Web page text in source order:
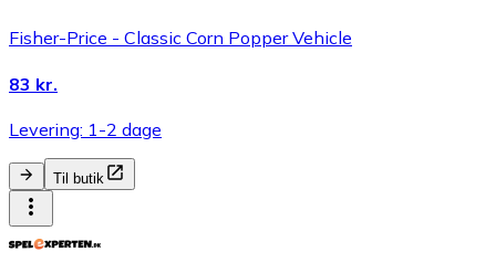
Fisher-Price - Classic Corn Popper Vehicle
83 kr.
Levering: 1-2 dage
Til butik